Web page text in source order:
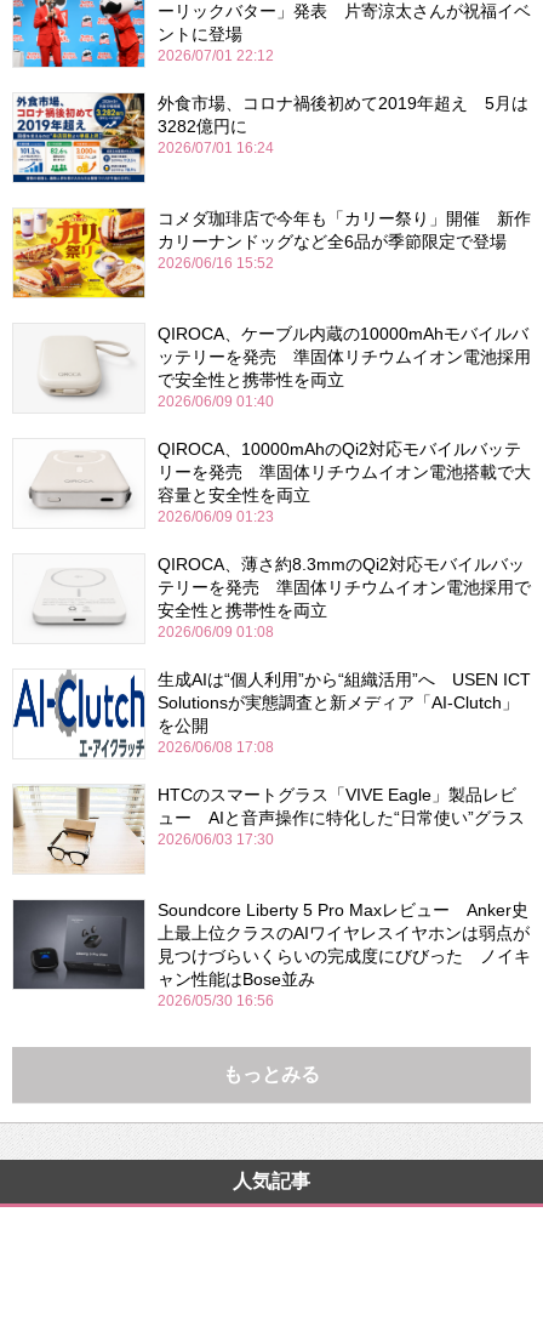
ーリックバター」発表 片寄涼太さんが祝福イベ
ントに登場
2026/07/01 22:12
外食市場、コロナ禍後初めて2019年超え 5月は
3282億円に
2026/07/01 16:24
コメダ珈琲店で今年も「カリー祭り」開催 新作
カリーナンドッグなど全6品が季節限定で登場
2026/06/16 15:52
QIROCA、ケーブル内蔵の10000mAhモバイルバ
ッテリーを発売 準固体リチウムイオン電池採用
で安全性と携帯性を両立
2026/06/09 01:40
QIROCA、10000mAhのQi2対応モバイルバッテ
リーを発売 準固体リチウムイオン電池搭載で大
容量と安全性を両立
2026/06/09 01:23
QIROCA、薄さ約8.3mmのQi2対応モバイルバッ
テリーを発売 準固体リチウムイオン電池採用で
安全性と携帯性を両立
2026/06/09 01:08
生成AIは“個人利用”から“組織活用”へ USEN ICT
Solutionsが実態調査と新メディア「AI-Clutch」
を公開
2026/06/08 17:08
HTCのスマートグラス「VIVE Eagle」製品レビ
ュー AIと音声操作に特化した“日常使い”グラス
2026/06/03 17:30
Soundcore Liberty 5 Pro Maxレビュー Anker史
上最上位クラスのAIワイヤレスイヤホンは弱点が
見つけづらいくらいの完成度にびびった ノイキ
ャン性能はBose並み
2026/05/30 16:56
もっとみる
人気記事